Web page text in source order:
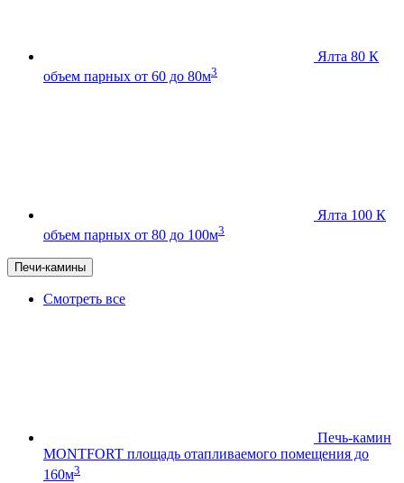
Ялта 80 К
объем парных от 60 до 80м3
Ялта 100 К
объем парных от 80 до 100м3
Печи-камины
Смотреть все
Печь-камин
MONTFORT площадь отапливаемого помещения до
160м3